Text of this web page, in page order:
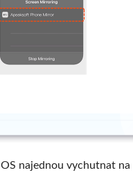
najednou vychutnat